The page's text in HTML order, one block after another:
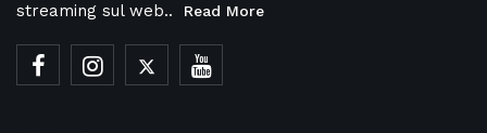
streaming sul web..
Read More